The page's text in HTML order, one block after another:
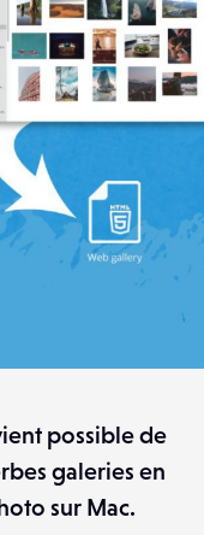
possible de
galeries en
sur Mac.